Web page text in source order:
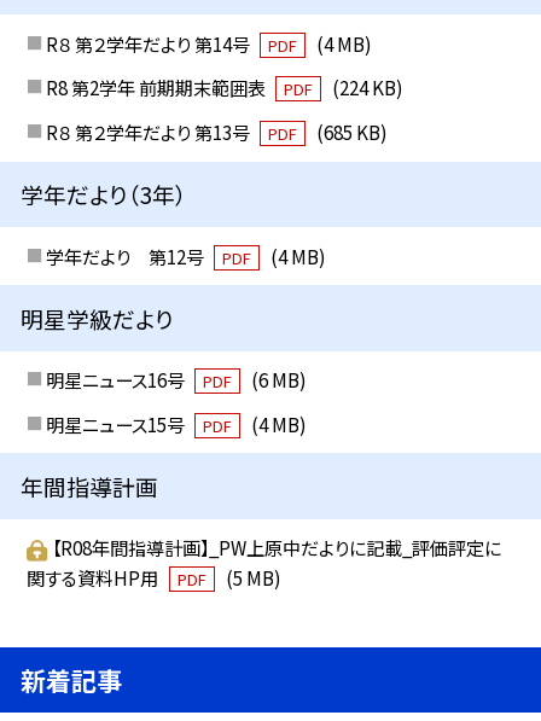
R８ 第２学年だより 第14号 PDF
(4 MB)
R8 第2学年 前期期末範囲表
PDF
(224 KB)
R８ 第２学年だより 第13号
PDF (685 KB)
学年だより（3年）
学年だより 第12号 PDF (4 MB)
明星学級だより
明星ニュース16号 PDF
(6 MB)
明星ニュース15号
PDF (4 MB)
年間指導計画
【R08年間指導計画】_PW上原中だよりに記載_評価評定に
関する資料HP用
PDF (5 MB)
新着記事